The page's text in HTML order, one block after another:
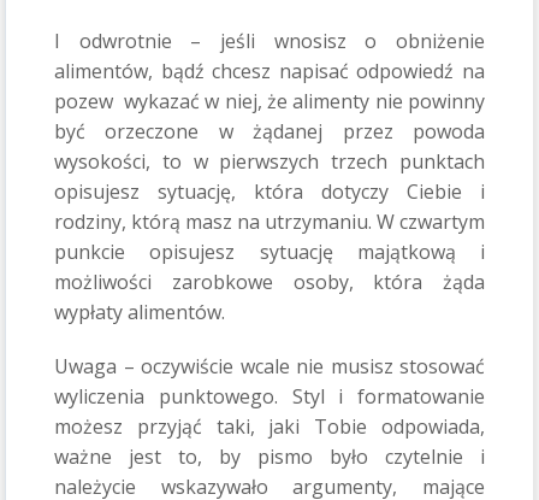
I odwrotnie – jeśli wnosisz o obniżenie
alimentów, bądź chcesz napisać odpowiedź na
pozew wykazać w niej, że alimenty nie powinny
być orzeczone w żądanej przez powoda
wysokości, to w pierwszych trzech punktach
opisujesz sytuację, która dotyczy Ciebie i
rodziny, którą masz na utrzymaniu. W czwartym
punkcie opisujesz sytuację majątkową i
możliwości zarobkowe osoby, która żąda
wypłaty alimentów.
Uwaga – oczywiście wcale nie musisz stosować
wyliczenia punktowego. Styl i formatowanie
możesz przyjąć taki, jaki Tobie odpowiada,
ważne jest to, by pismo było czytelnie i
należycie wskazywało argumenty, mające